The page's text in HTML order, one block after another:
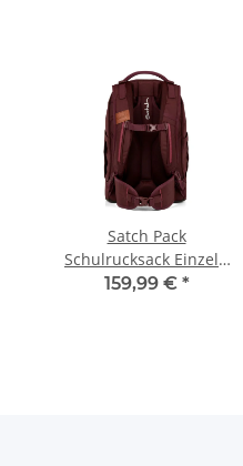
Satch Pack
Schulrucksack Einzeln
Nordic Ruby
159,99 € *